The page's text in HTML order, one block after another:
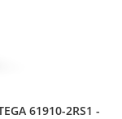
61910-2RS1 -